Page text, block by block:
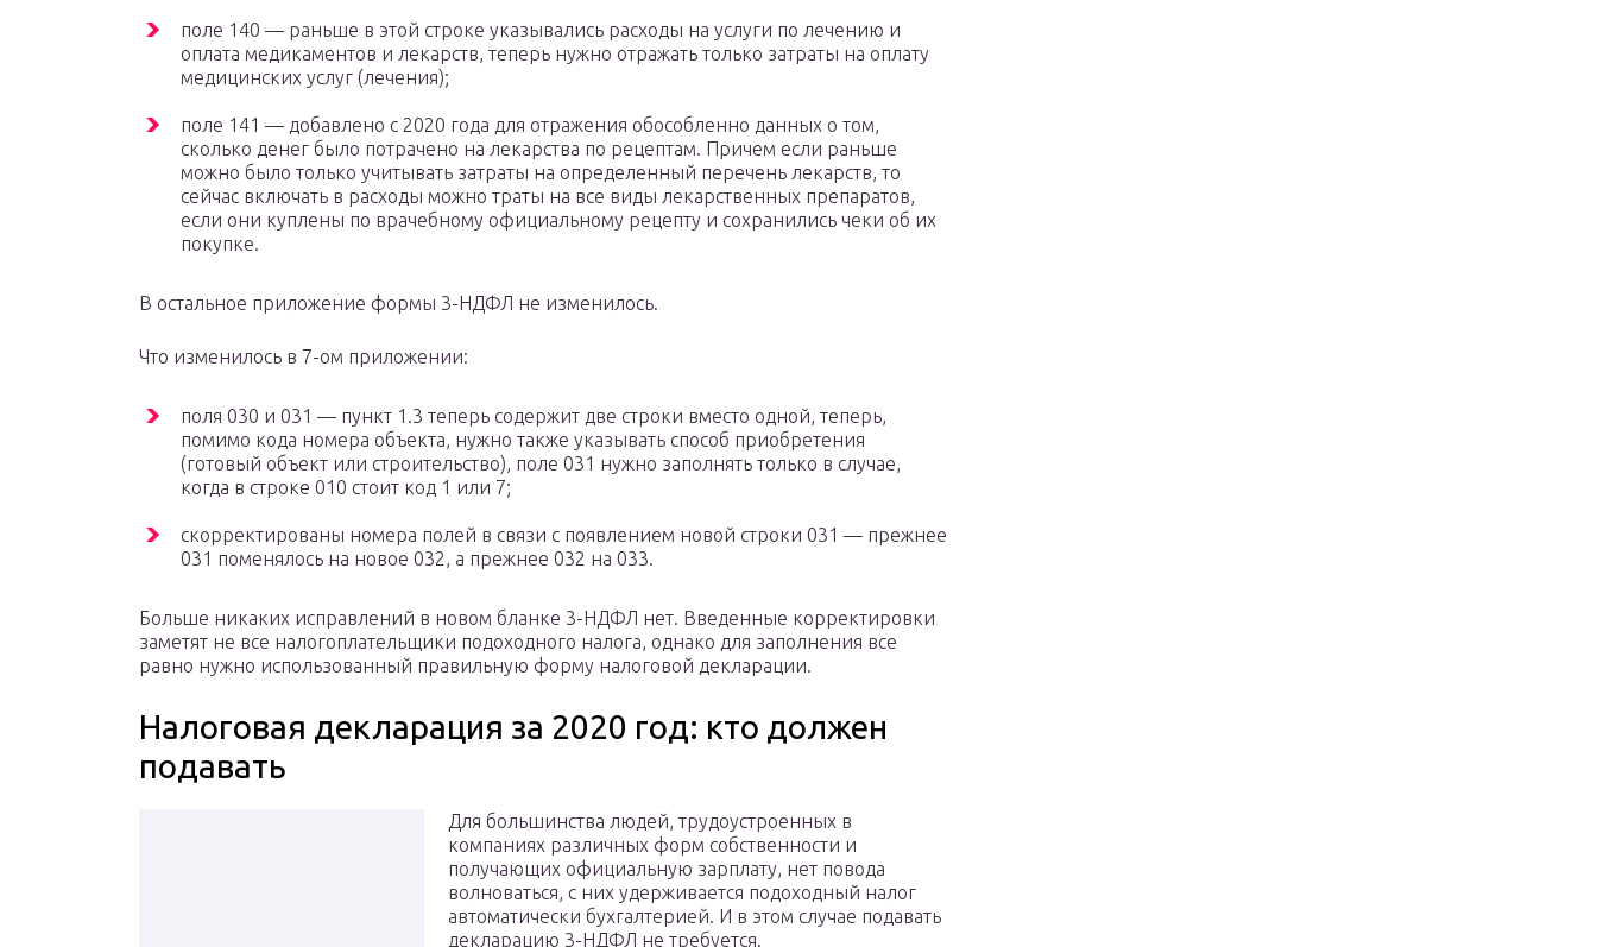
поле 140 — раньше в этой строке указывались расходы на услуги по лечению и
оплата медикаментов и лекарств, теперь нужно отражать только затраты на оплату
медицинских услуг (лечения);
поле 141 — добавлено с 2020 года для отражения обособленно данных о том,
сколько денег было потрачено на лекарства по рецептам. Причем если раньше
можно было только учитывать затраты на определенный перечень лекарств, то
сейчас включать в расходы можно траты на все виды лекарственных препаратов,
если они куплены по врачебному официальному рецепту и сохранились чеки об их
покупке.
В остальное приложение формы 3-НДФЛ не изменилось.
Что изменилось в 7-ом приложении:
поля 030 и 031 — пункт 1.3 теперь содержит две строки вместо одной, теперь,
помимо кода номера объекта, нужно также указывать способ приобретения
(готовый объект или строительство), поле 031 нужно заполнять только в случае,
когда в строке 010 стоит код 1 или 7;
скорректированы номера полей в связи с появлением новой строки 031 — прежнее
031 поменялось на новое 032, а прежнее 032 на 033.
Больше никаких исправлений в новом бланке 3-НДФЛ нет. Введенные корректировки
заметят не все налогоплательщики подоходного налога, однако для заполнения все
равно нужно использованный правильную форму налоговой декларации.
Налоговая декларация за 2020 год: кто должен
подавать
Для большинства людей, трудоустроенных в
компаниях различных форм собственности и
получающих официальную зарплату, нет повода
волноваться, с них удерживается подоходный налог
автоматически бухгалтерией. И в этом случае подавать
декларацию 3-НДФЛ не требуется.